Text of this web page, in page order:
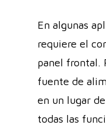
En algunas
requiere el
panel frontal.
fuente de
en un lugar
todas las